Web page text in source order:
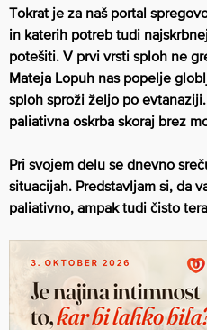
Tokrat je za naš portal
in katerih potreb tudi
potešiti. V prvi vrsti sploh ne
Mateja Lopuh nas popelje
sploh sproži željo po
paliativna oskrba skoraj brez
Pri svojem delu se dnevno
situacijah. Predstavljam si, da
paliativno, ampak tudi čisto